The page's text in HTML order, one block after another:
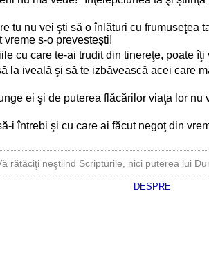
tu nu vei şti să o înlături cu
vreme s-o prevesteşti!
cu care te-ai trudit din tinereţe, poate
la iveală şi să te izbăvească acei care
ei şi de puterea flăcărilor viaţa lor
i întrebi şi cu care ai făcut negoţ din
rătăciţi neştiind Scripturile, nici puterea lui
DESPRE